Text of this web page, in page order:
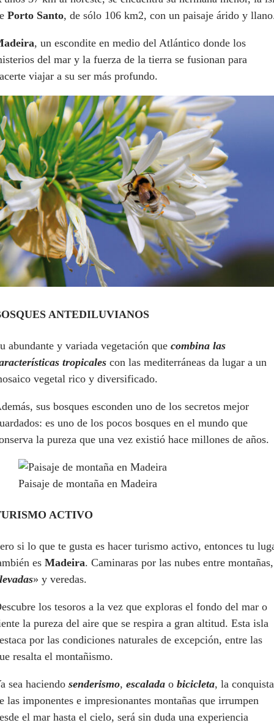
Porto Santo, de sólo 106 km2, con un paisaje árido y
, un escondite en medio del Atlántico donde los
del mar y la fuerza de la tierra se fusionan para
viajar a su ser más profundo.
ANTEDILUVIANOS
abundante y variada vegetación que combina las
tropicales con las mediterráneas da lugar a un
vegetal rico y diversificado.
sus bosques esconden uno de los secretos mejor
es uno de los pocos bosques en el mundo que
la pureza que una vez existió hace millones de años.
Paisaje de montaña en Madeira
ACTIVO
si lo que te gusta es hacer turismo activo, entonces tu
es Madeira. Caminaras por las nubes entre montañas,
levadas» y veredas.
los tesoros a la vez que exploras el fondo del mar o
la pureza del aire que se respira a gran altitud. Esta isla
por las condiciones naturales de excepción, entre las
resalta el montañismo.
sea haciendo senderismo, escalada o bicicleta, la conquista
las imponentes e impresionantes montañas que irrumpen
el mar hasta el cielo, será sin duda una experiencia